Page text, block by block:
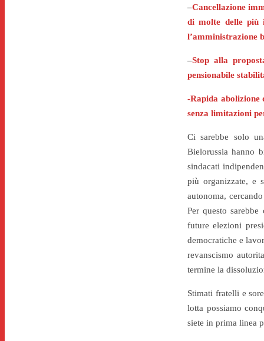
–Cancellazione
di molte delle più
l’amministrazione
–Stop alla
pensionabile
-Rapida
senza limitazioni
Ci sarebbe solo
Bielorussia hanno
sindacati
più organizzate, e
autonoma,
Per questo
future elezioni
democratiche e
revanscismo
termine la
Stimati fratelli e
lotta possiamo
siete in prima linea